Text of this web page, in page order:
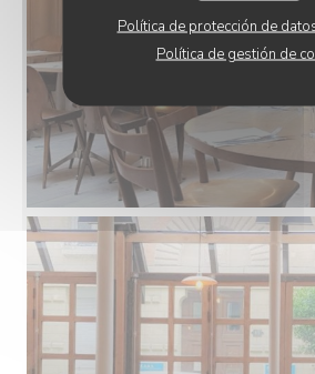
Política de protección de
Política de gestión de